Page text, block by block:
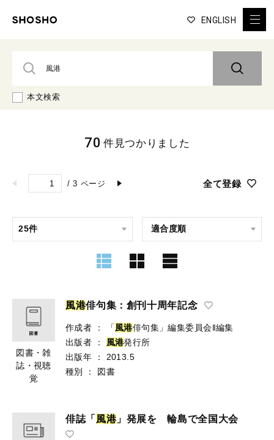
ENGLISH
本文検索
/ 3 ページ 全て登録
70 件見つかりました
図書・雑
誌・視聴
覚
風港俳句集：創刊十周年記念
作成者 ： 「風港俳句集」編集委員会‖編集
出版者
： 風港発行所
出版年
：
2013.5
種別
： 図書
俳誌「 風港」発展を 輪島で全国大会